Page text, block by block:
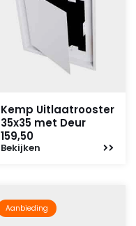
Kemp Uitlaatrooster
35x35 met Deur
159,50
Bekijken
Aanbieding